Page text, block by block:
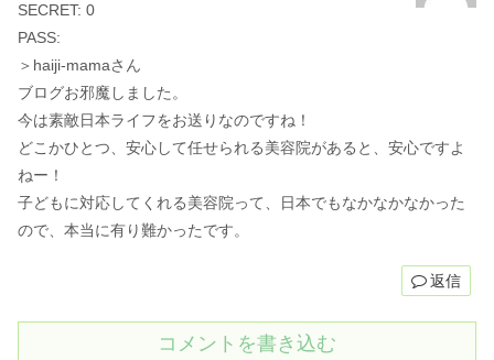
SECRET: 0
PASS:
＞haiji-mamaさん
ブログお邪魔しました。
今は素敵日本ライフをお送りなのですね！
どこかひとつ、安心して任せられる美容院があると、安心ですよ
ねー！
子どもに対応してくれる美容院って、日本でもなかなかなかった
ので、本当に有り難かったです。
返信
コメントを書き込む